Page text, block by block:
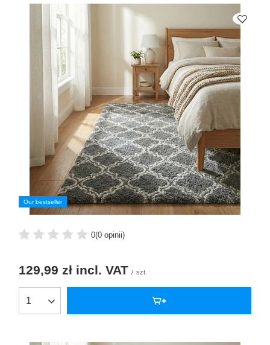
Our bestseller
0(0 opinii)
129,99 zł incl. VAT / szt.